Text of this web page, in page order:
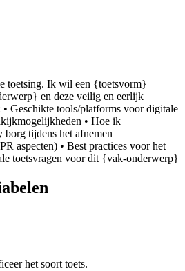
toetsing. Ik wil een {toetsvorm}
en deze veilig en eerlijk
Geschikte tools/platforms voor digitale
• Hoe ik
tijdens het afnemen
aspecten) • Best practices voor het
toetsvragen voor dit {vak-onderwerp}
het soort toets.